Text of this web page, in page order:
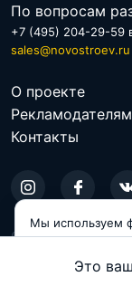
Это
По вопросам
+7 (495) 204-29-59
sales@novostroev.ru
О проекте
Рекламодателям
Контакты
© 2026
Политика
Мы используем
корректно и